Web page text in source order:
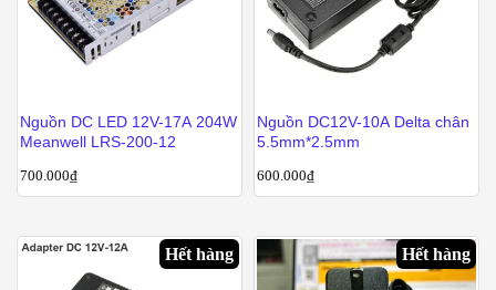
Nguồn DC LED 12V-17A 204W
Meanwell LRS-200-12
700.000₫
Nguồn DC12V-10A Delta chân
5.5mm*2.5mm
600.000₫
Hết hàng Hết hàng